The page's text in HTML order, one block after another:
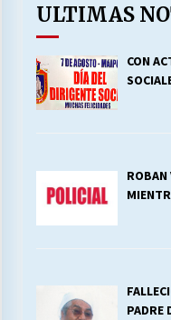
ULTIMAS
CON
ROBAN
PADRE